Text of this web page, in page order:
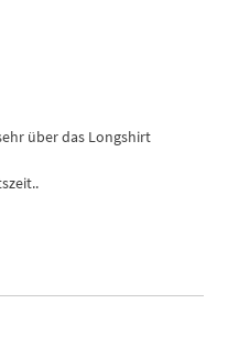
über das Longshirt